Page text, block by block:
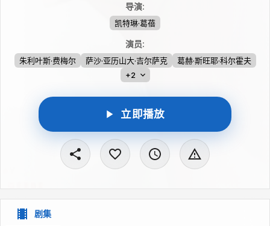
导演:
凯特琳·葛蓓
演员:
朱利叶斯·费梅尔 萨沙·亚历山大·吉尔萨克
葛赫·斯旺耶·科尔霍夫
+2
立即播放
剧集